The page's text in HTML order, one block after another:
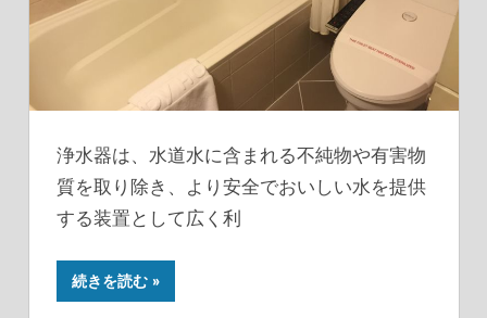
浄水器は、水道水に含まれる不純物や有害物
質を取り除き、より安全でおいしい水を提供
する装置として広く利
続きを読む